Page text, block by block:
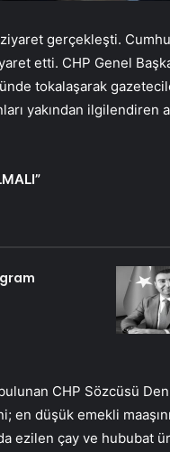
gerçekleşti.
etti. CHP Genel
tokalaşarak
yakından ilgilendiren
CHP Sözcüsü
en düşük emekli
ezilen çay ve hububat